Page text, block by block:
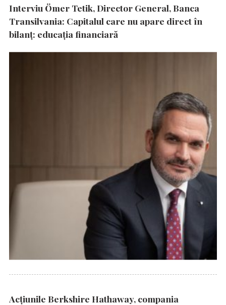
Interviu Ömer Tetik, Director General, Banca
Transilvania: Capitalul care nu apare direct în
bilanț: educația financiară
Acțiunile Berkshire Hathaway, compania